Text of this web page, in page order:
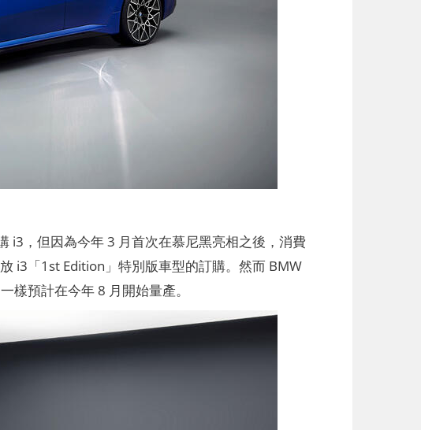
i3，但因為今年 3 月首次在慕尼黑亮相之後，消費
i3「1st Edition」特別版車型的訂購。然而 BMW
樣預計在今年 8 月開始量產。